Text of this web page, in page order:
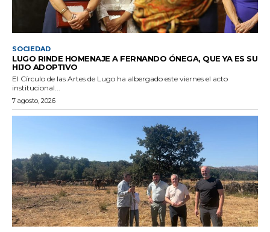
SOCIEDAD
LUGO RINDE HOMENAJE A FERNANDO ÓNEGA, QUE YA ES SU
HIJO ADOPTIVO
El Círculo de las Artes de Lugo ha albergado este viernes el acto
institucional...
7 agosto, 2026